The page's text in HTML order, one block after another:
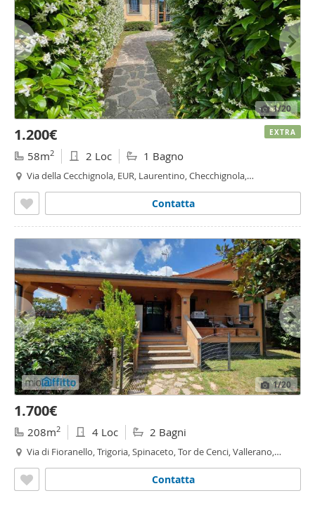
1/20
1.200€
58m2 2 Loc 1 Bagno
Via della Cecchignola, EUR, Laurentino, Checchignola,
Roma
Contatta
EXTRA
1/20
1.700€
208m2 4 Loc 2 Bagni
Via di Fioranello, Trigoria, Spinaceto, Tor de Cenci, Vallerano,
Contatta